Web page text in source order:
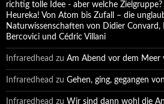
richtig tolle Idee - aber welche
Heureka! Von Atom bis Zufall – die
Naturwissenschaften von Didier Convard,
Bercovici und Cédric Villani
Infraredhead zu Am Abend vor dem Meer
Infraredhead zu Gehen, ging, gegangen
Infraredhead zu Wir sind dann wohl die